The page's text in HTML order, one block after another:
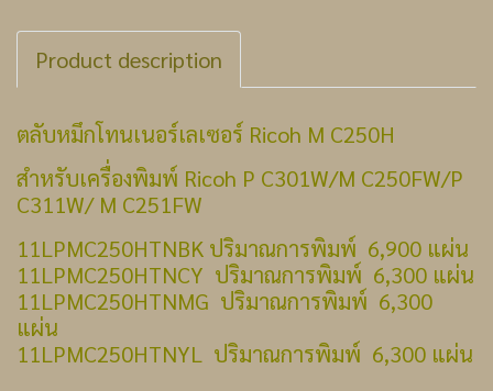
Product description
ตลับหมึกโทนเนอร์เลเซอร์ Ricoh M C250H
สำหรับเครื่องพิมพ์ Ricoh P C301W/M C250FW/P
C311W/ M C251FW
11LPMC250HTNBK ปริมาณการพิมพ์ 6,900 แผ่น
11LPMC250HTNCY ปริมาณการพิมพ์ 6,300 แผ่น
11LPMC250HTNMG ปริมาณการพิมพ์ 6,300
แผ่น
11LPMC250HTNYL ปริมาณการพิมพ์ 6,300 แผ่น